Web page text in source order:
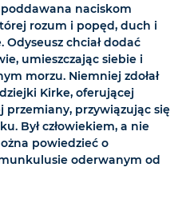
naciskom
rozum i popęd, duch i
Odyseusz chciał dodać
umieszczając siebie i
morzu. Niemniej zdołał
Kirke, oferującej
przemiany, przywiązując się
Był człowiekiem, a nie
powiedzieć o
oderwanym od